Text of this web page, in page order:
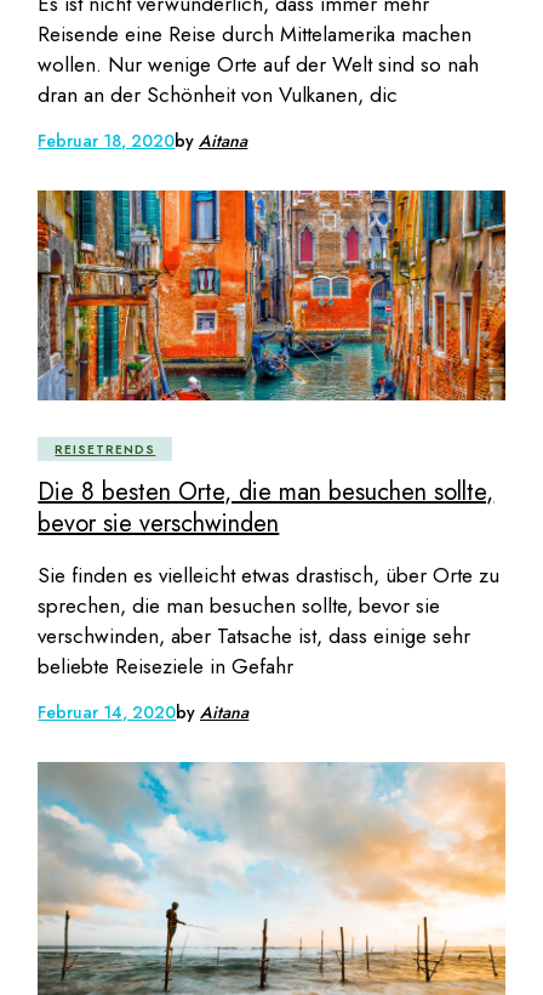
Reisende eine Reise durch Mittelamerika machen
wollen. Nur wenige Orte auf der Welt sind so nah
dran an der Schönheit von Vulkanen, dic
Februar 18, 2020byAitana
REISETRENDS
Die 8 besten Orte, die man besuchen sollte,
bevor sie verschwinden
Sie finden es vielleicht etwas drastisch, über Orte zu
sprechen, die man besuchen sollte, bevor sie
verschwinden, aber Tatsache ist, dass einige sehr
beliebte Reiseziele in Gefahr
Februar 14, 2020byAitana